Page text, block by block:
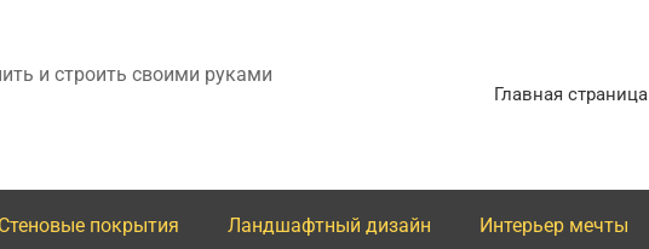
и строить своими руками
Главная страница
Стеновые покрытия Ландшафтный дизайн Интерьер мечты